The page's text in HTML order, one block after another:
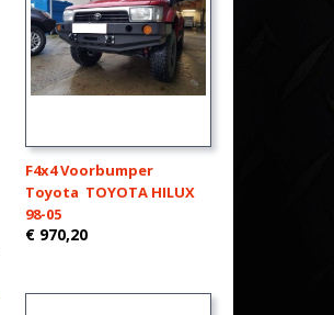
F4x4 Voorbumper
Toyota TOYOTA HILUX
98-05
€ 970,20